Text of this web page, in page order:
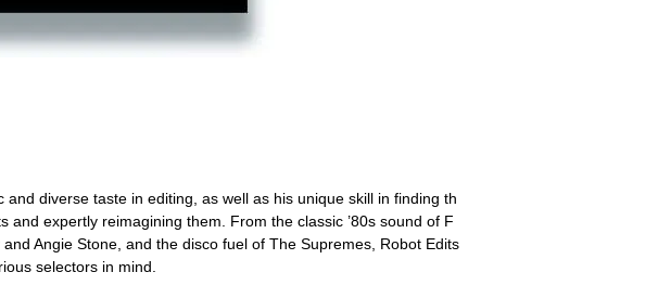
and diverse taste in editing, as well as his unique skill in finding th
expertly reimagining them. From the classic ’80s sound of F
Angie Stone, and the disco fuel of The Supremes, Robot Edits
selectors in mind.